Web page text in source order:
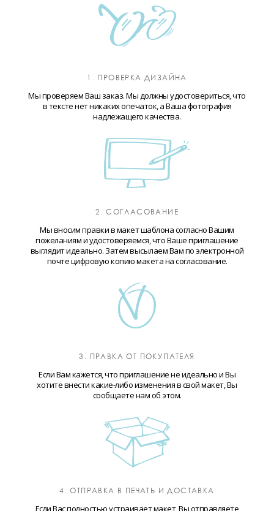
1. ПРОВЕРКА ДИЗАЙНА
Мы проверяем Ваш заказ. Мы должны удостовериться, что
в тексте нет никаких опечаток, а Ваша фотография
надлежащего качества.
2. СОГЛАСОВАНИЕ
Мы вносим правки в макет шаблона согласно Вашим
пожеланиям и удостоверяемся, что Ваше приглашение
выглядит идеально. Затем высылаем Вам по электронной
почте цифровую копию макета на согласование.
3. ПРАВКА ОТ ПОКУПАТЕЛЯ
Если Вам кажется, что приглашение не идеально и Вы
хотите внести какие-либо изменения в свой макет, Вы
сообщаете нам об этом.
4. ОТПРАВКА В ПЕЧАТЬ И ДОСТАВКА
Если Вас полностью устраивает макет, Вы отправляете